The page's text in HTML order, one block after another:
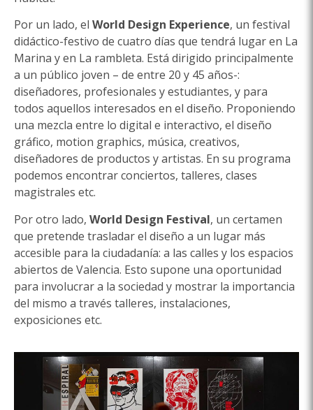
Por un lado, el World Design Experience, un festival
didáctico-festivo de cuatro días que tendrá lugar en La
Marina y en La rambleta. Está dirigido principalmente
a un público joven – de entre 20 y 45 años-:
diseñadores, profesionales y estudiantes, y para
todos aquellos interesados en el diseño. Proponiendo
una mezcla entre lo digital e interactivo, el diseño
gráfico, motion graphics, música, creativos,
diseñadores de productos y artistas. En su programa
podemos encontrar conciertos, talleres, clases
magistrales etc.
Por otro lado, World Design Festival, un certamen
que pretende trasladar el diseño a un lugar más
accesible para la ciudadanía: a las calles y los espacios
abiertos de Valencia. Esto supone una oportunidad
para involucrar a la sociedad y mostrar la importancia
del mismo a través talleres, instalaciones,
exposiciones etc.